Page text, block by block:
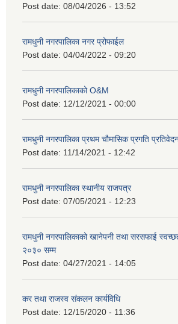
Post date: 08/04/2026 - 13:52
रामधुनी नगरपालिका नगर प्रोफाईल
Post date: 04/04/2022 - 09:20
रामधुनी नगरपालिकाको O&M
Post date: 12/12/2021 - 00:00
रामधुनी नगरपालिका प्रथम चौमासिक प्रगति
Post date: 11/14/2021 - 12:42
रामधुनी नगरपालिका स्थानीय राजपत्र
Post date: 07/05/2021 - 12:23
रामधुनी नगरपालिकाको खानेपनी तथा सरसफाई
२०३० सम्म
Post date: 04/27/2021 - 14:05
कर तथा राजस्व संकलन कार्यविधि
Post date: 12/15/2020 - 11:36